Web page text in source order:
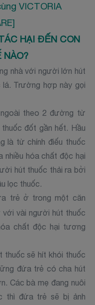
VICTORIA
HẠI ĐẾN CON
NÀO?
nhà với người lớn hút
lá. Trường hợp này gọi
theo 2 đường từ
đốt gần hết. Hầu
là từ chính điếu thuốc
nhiều hóa chất độc hại
hút thuốc thải ra bởi
lọc thuốc.
trẻ ở trong một căn
với vài người hút thuốc
chất độc hại tương
thuốc sẽ hít khói thuốc
đứa trẻ có cha hút
Các bà mẹ đang nuôi
thì đứa trẻ sẽ bị ảnh